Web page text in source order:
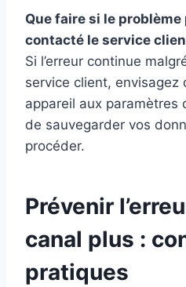
Que faire si le
contacté le service
Si l’erreur continue
service client, envisagez
appareil aux paramètres
de sauvegarder vos
procéder.
Prévenir
canal plus :
pratiques